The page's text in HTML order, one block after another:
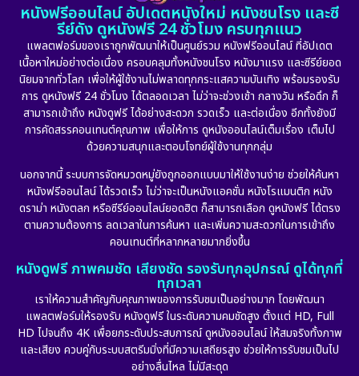
Detective สืบสวน (5)
Detective สืบสวน (56)
Disaster (10)
Disney+ (23)
Drama ดราม่า (887)
Dystopian (17)
Emotional (101)
Epic มหากาพย์ (17)
Erotic (10)
1974
1971 1962
หนังฟรีออนไลน์ อัปเดตหนังใหม่ หนังชนโรง และซี
รีย์ดัง ดูหนังฟรี 24 ชั่วโมง ครบทุกแนว
แพลตฟอร์มของเราถูกพัฒนาให้เป็นศูนย์รวม หนังฟรีออนไลน์ ที่อัปเดต
เนื้อหาใหม่อย่างต่อเนื่อง ครอบคลุมทั้งหนังชนโรง หนังมาแรง และซีรีย์ยอด
นิยมจากทั่วโลก เพื่อให้ผู้ใช้งานไม่พลาดทุกกระแสความบันเทิง พร้อมรองรับ
การ ดูหนังฟรี 24 ชั่วโมง ได้ตลอดเวลา ไม่ว่าจะช่วงเช้า กลางวัน หรือดึก ก็
สามารถเข้าถึง หนังดูฟรี ได้อย่างสะดวก รวดเร็ว และต่อเนื่อง อีกทั้งยังมี
การคัดสรรคอนเทนต์คุณภาพ เพื่อให้การ ดูหนังออนไลน์เต็มเรื่อง เต็มไป
ด้วยความสนุกและตอบโจทย์ผู้ใช้งานทุกกลุ่ม
นอกจากนี้ ระบบการจัดหมวดหมู่ยังถูกออกแบบมาให้ใช้งานง่าย ช่วยให้ค้นหา
หนังฟรีออนไลน์ ได้รวดเร็ว ไม่ว่าจะเป็นหนังแอคชั่น หนังโรแมนติก หนัง
ดราม่า หนังตลก หรือซีรีย์ออนไลน์ยอดฮิต ก็สามารถเลือก ดูหนังฟรี ได้ตรง
ตามความต้องการ ลดเวลาในการค้นหา และเพิ่มความสะดวกในการเข้าถึง
คอนเทนต์ที่หลากหลายมากยิ่งขึ้น
หนังดูฟรี ภาพคมชัด เสียงชัด รองรับทุกอุปกรณ์ ดูได้ทุกที่
ทุกเวลา
เราให้ความสำคัญกับคุณภาพของการรับชมเป็นอย่างมาก โดยพัฒนา
แพลตฟอร์มให้รองรับ หนังดูฟรี ในระดับความคมชัดสูง ตั้งแต่ HD, Full
HD ไปจนถึง 4K เพื่อยกระดับประสบการณ์ ดูหนังออนไลน์ ให้สมจริงทั้งภาพ
และเสียง ควบคู่กับระบบสตรีมมิ่งที่มีความเสถียรสูง ช่วยให้การรับชมเป็นไป
อย่างลื่นไหล ไม่มีสะดุด